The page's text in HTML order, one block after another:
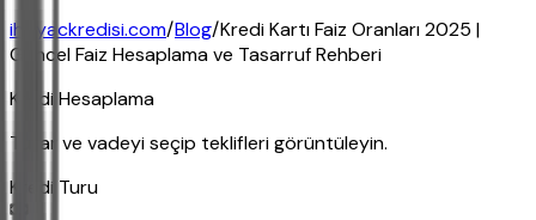
ihtiyackredisi.com/Blog/Kredi Kartı Faiz Oranları 2025 |
Güncel Faiz Hesaplama ve Tasarruf Rehberi
Kredi Hesaplama
Tutar ve vadeyi seçip teklifleri görüntüleyin.
Kredi Turu